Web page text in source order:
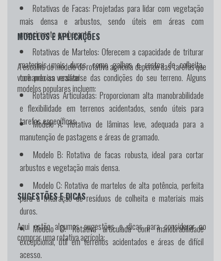
Rotativas de Facas: Projetadas para lidar com vegetação
mais densa e arbustos, sendo úteis em áreas com
crescimento exuberante.
Rotativas de Martelos: Oferecem a capacidade de triturar
materiais mais duros, como galhos e restos de colheita,
tornando-as versáteis.
Rotativas Articuladas: Proporcionam alta manobrabilidade
e flexibilidade em terrenos acidentados, sendo úteis para
tarefas específicas.
MODELOS E APLICAÇÕES
A escolha do modelo de rotativa agrícola depende das tarefas que
você precisa realizar e das condições do seu terreno. Alguns
modelos populares incluem:
Modelo A:Rotativa de lâminas leve, adequada para a
manutenção de pastagens e áreas de gramado.
Modelo B: Rotativa de facas robusta, ideal para cortar
arbustos e vegetação mais densa.
Modelo C: Rotativa de martelos de alta potência, perfeita
para a trituração de resíduos de colheita e materiais mais
duros.
Modelo D:Rotativa articulada com manobrabilidade
excepcional, útil em terrenos acidentados e áreas de difícil
acesso.
SUGESTÕES E DICAS
Aqui estão algumas sugestões e dicas para considerar ao
comprar uma rotativa agrícola: